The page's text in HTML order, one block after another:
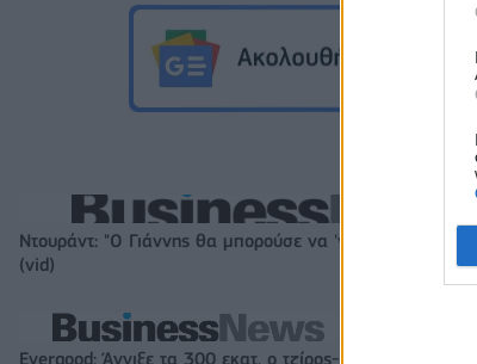
Ντουράντ: "Ο Γιάννης θα μπορούσε να 'ναι ο κορυφαίος
(vid)